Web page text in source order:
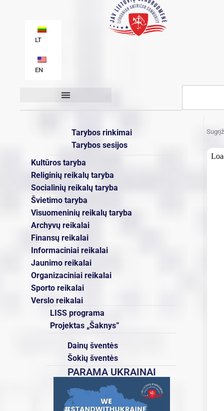
LT
EN
Tarybos rinkimai
Tarybos sesijos
Kultūros taryba
Religinių reikalų taryba
Socialinių reikalų taryba
Švietimo taryba
Visuomeninių reikalų taryba
Archyvų reikalai
Finansų reikalai
Informaciniai reikalai
Jaunimo reikalai
Organizaciniai reikalai
Sporto reikalai
Verslo reikalai
LISS programa
Projektas „Šaknys”
Dainų šventės
Šokių šventės
PARAMA UKRAINAI